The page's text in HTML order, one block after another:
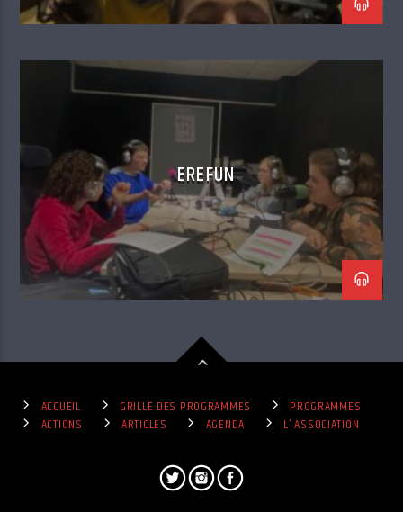
EREFUN
ACCUEIL GRILLE DES PROGRAMMES
PROGRAMMES
ACTIONS
ARTICLES AGENDA L’ ASSOCIATION